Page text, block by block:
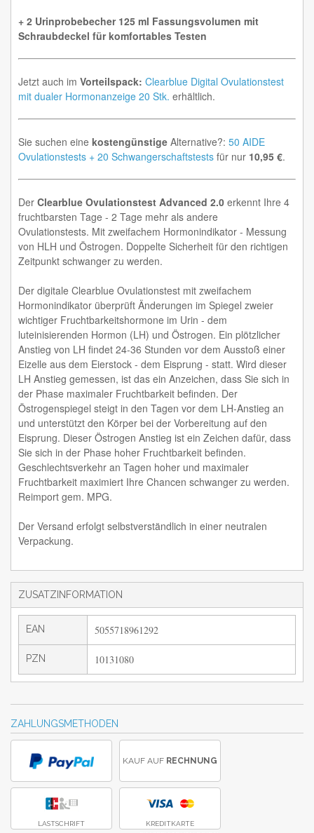
+ 2 Urinprobebecher 125 ml Fassungsvolumen mit
Schraubdeckel für komfortables Testen
Jetzt auch im Vorteilspack: Clearblue Digital Ovulationstest
mit dualer Hormonanzeige 20 Stk. erhältlich.
Sie suchen eine kostengünstige Alternative?: 50 AIDE
Ovulationstests + 20 Schwangerschaftstests für nur 10,95 €.
Der Clearblue Ovulationstest Advanced 2.0 erkennt Ihre 4
fruchtbarsten Tage - 2 Tage mehr als andere
Ovulationstests. Mit zweifachem Hormonindikator - Messung
von HLH und Östrogen. Doppelte Sicherheit für den richtigen
Zeitpunkt schwanger zu werden.
Der digitale Clearblue Ovulationstest mit zweifachem
Hormonindikator überprüft Änderungen im Spiegel zweier
wichtiger Fruchtbarkeitshormone im Urin - dem
luteinisierenden Hormon (LH) und Östrogen. Ein plötzlicher
Anstieg von LH findet 24-36 Stunden vor dem Ausstoß einer
Eizelle aus dem Eierstock - dem Eisprung - statt. Wird dieser
LH Anstieg gemessen, ist das ein Anzeichen, dass Sie sich in
der Phase maximaler Fruchtbarkeit befinden. Der
Östrogenspiegel steigt in den Tagen vor dem LH-Anstieg an
und unterstützt den Körper bei der Vorbereitung auf den
Eisprung. Dieser Östrogen Anstieg ist ein Zeichen dafür, dass
Sie sich in der Phase hoher Fruchtbarkeit befinden.
Geschlechtsverkehr an Tagen hoher und maximaler
Fruchtbarkeit maximiert Ihre Chancen schwanger zu werden.
Reimport gem. MPG.
Der Versand erfolgt selbstverständlich in einer neutralen
Verpackung.
ZUSATZINFORMATION
EAN 5055718961292
PZN 10131080
ZAHLUNGSMETHODEN
KAUF AUF RECHNUNG
LASTSCHRIFT KREDITKARTE